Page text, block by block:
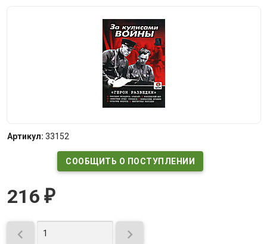
Артикул: 33152
СООБЩИТЬ О ПОСТУПЛЕНИИ
216 ₽
 